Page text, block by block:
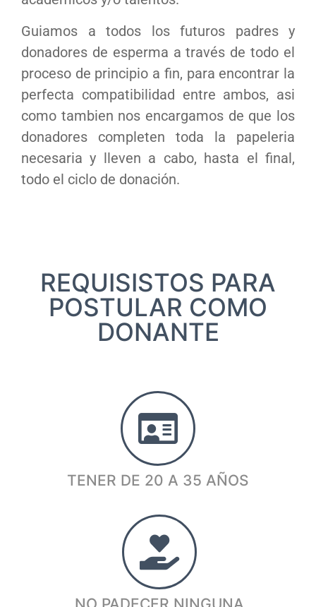
Guiamos a todos los futuros padres y
donadores de esperma a través de todo el
proceso de principio a fin, para encontrar la
perfecta compatibilidad entre ambos, asi
como tambien nos encargamos de que los
donadores completen toda la papeleria
necesaria y lleven a cabo, hasta el final,
todo el ciclo de donación.
REQUISISTOS PARA
POSTULAR COMO
DONANTE
TENER DE 20 A 35 AÑOS